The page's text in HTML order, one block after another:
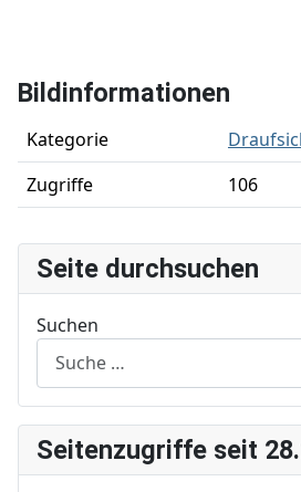
Bildinformationen
Kategorie
Zugriffe
106
Seite durchsuchen
Suchen
Seitenzugriffe seit